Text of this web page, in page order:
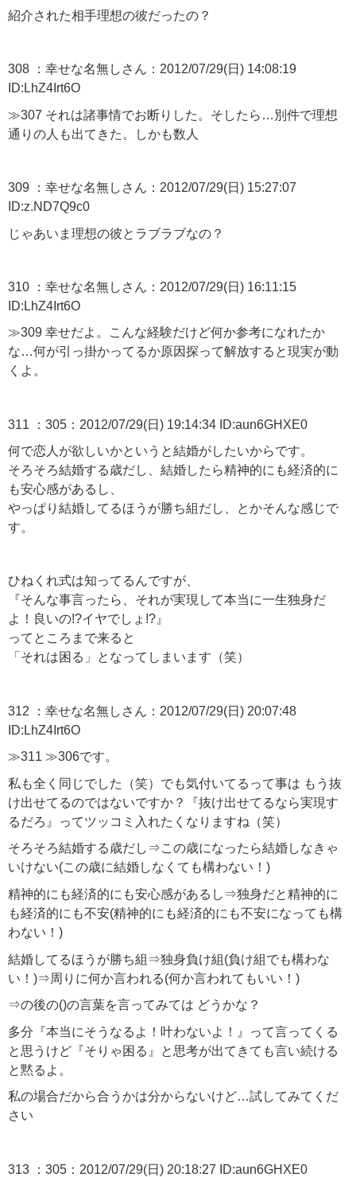
紹介された相手理想の彼だったの？
308 ：幸せな名無しさん：2012/07/29(日) 14:08:19
ID:LhZ4Irt6O
≫307 それは諸事情でお断りした。そしたら…別件で理想
通りの人も出てきた。しかも数人
309 ：幸せな名無しさん：2012/07/29(日) 15:27:07
ID:z.ND7Q9c0
じゃあいま理想の彼とラブラブなの？
310 ：幸せな名無しさん：2012/07/29(日) 16:11:15
ID:LhZ4Irt6O
≫309 幸せだよ。こんな経験だけど何か参考になれたか
な…何が引っ掛かってるか原因探って解放すると現実が動
くよ。
311 ：305：2012/07/29(日) 19:14:34 ID:aun6GHXE0
何で恋人が欲しいかというと結婚がしたいからです。
そろそろ結婚する歳だし、結婚したら精神的にも経済的に
も安心感があるし、
やっぱり結婚してるほうが勝ち組だし、とかそんな感じで
す。
ひねくれ式は知ってるんですが、
『そんな事言ったら、それが実現して本当に一生独身だ
よ！良いの!?イヤでしょ!?』
ってところまで来ると
「それは困る」となってしまいます（笑）
312 ：幸せな名無しさん：2012/07/29(日) 20:07:48
ID:LhZ4Irt6O
≫311 ≫306です。
私も全く同じでした（笑）でも気付いてるって事は もう抜
け出せてるのではないですか？『抜け出せてるなら実現す
るだろ』ってツッコミ入れたくなりますね（笑）
そろそろ結婚する歳だし⇒この歳になったら結婚しなきゃ
いけない(この歳に結婚しなくても構わない！)
精神的にも経済的にも安心感があるし⇒独身だと精神的に
も経済的にも不安(精神的にも経済的にも不安になっても構
わない！)
結婚してるほうが勝ち組⇒独身負け組(負け組でも構わな
い！)⇒周りに何か言われる(何か言われてもいい！)
⇒の後の()の言葉を言ってみては どうかな？
多分『本当にそうなるよ！叶わないよ！』って言ってくる
と思うけど『そりゃ困る』と思考が出てきても言い続ける
と黙るよ。
私の場合だから合うかは分からないけど…試してみてくだ
さい
313 ：305：2012/07/29(日) 20:18:27 ID:aun6GHXE0